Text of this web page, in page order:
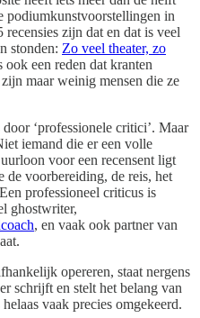
podiumkunstvoorstellingen in
zijn dat en dat is veel
stonden: Zo veel theater, zo
ook een reden dat kranten
maar weinig mensen die ze
‘professionele critici’. Maar
iemand die er een volle
voor een recensent ligt
de voorbereiding, de reis, het
professioneel criticus is
ghostwriter,
, en vaak ook partner van
opereren, staat nergens
schrijft en stelt het belang van
vaak precies omgekeerd.